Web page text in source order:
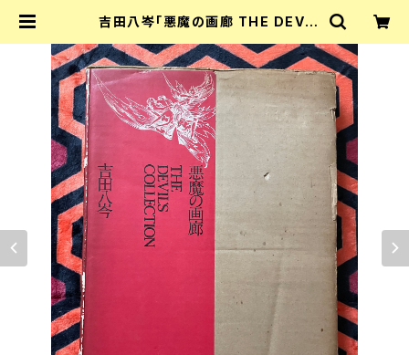
吉田八岑「悪魔の画廊 THE DEVI
山崎一夫 學藝書林 魔女 黒魔術 | 古
書 まずる